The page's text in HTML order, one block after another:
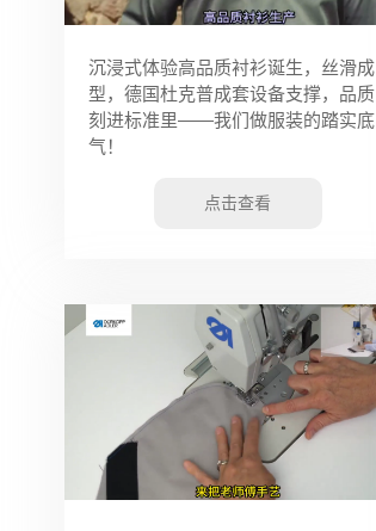
沉浸式体验高品质衬衫诞生，丝滑成
型，德国杜克普成套设备支撑，品质
刻进标准里——我们做服装的踏实底
气！
点击查看